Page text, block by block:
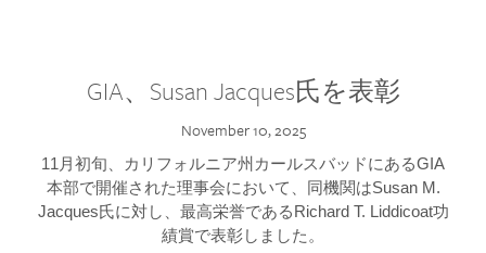
GIA、Susan Jacques氏を表彰
November 10, 2025
11月初旬、カリフォルニア州カールスバッドにあるGIA
本部で開催された理事会において、同機関はSusan M.
Jacques氏に対し、最高栄誉であるRichard T. Liddicoat功
績賞で表彰しました。